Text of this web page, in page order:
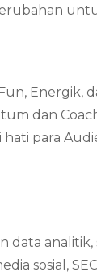
Energik,
dan
para
sosial,